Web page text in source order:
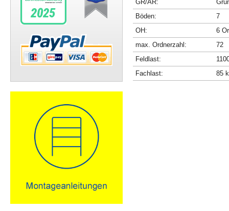
GR/AR:
Böden:
7
OH:
6
max. Ordnerzahl:
72
Feldlast:
Fachlast:
85